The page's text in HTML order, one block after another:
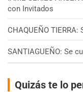
con Invitados
CHAQUEÑO
SANTIAGUEÑO: Se
Quizás te lo